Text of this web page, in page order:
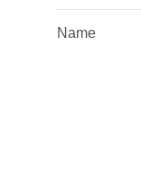
Name